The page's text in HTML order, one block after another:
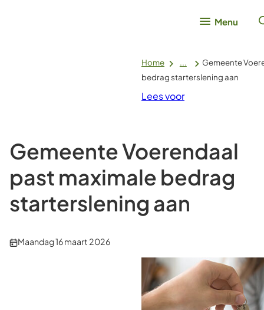
Menu
Home ...
Gemeente
bedrag starterslening aan
Lees voor
Gemeente Voerendaal
past maximale bedrag
starterslening aan
Publicatiedatum:
Maandag 16 maart 2026